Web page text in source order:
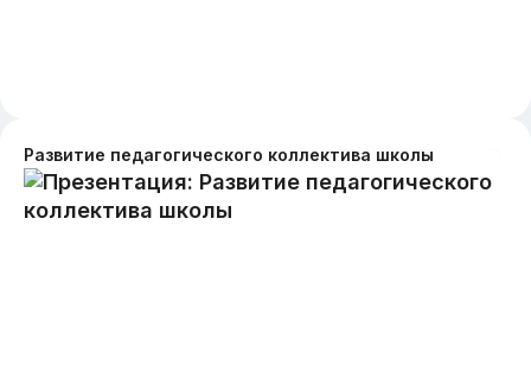
Развитие педагогического коллектива школы